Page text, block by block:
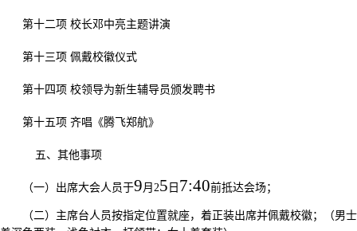
第十二项 校长邓中亮主题讲演
第十三项 佩戴校徽仪式
第十四项 校领导为新生辅导员颁发聘书
第十五项 齐唱《腾飞郑航》
五、其他事项
（一）出席大会人员于9月 25 日 7:40前抵达会场；
（二）主席台人员按指定位置就座，着正装出席并佩戴校徽；
（男士